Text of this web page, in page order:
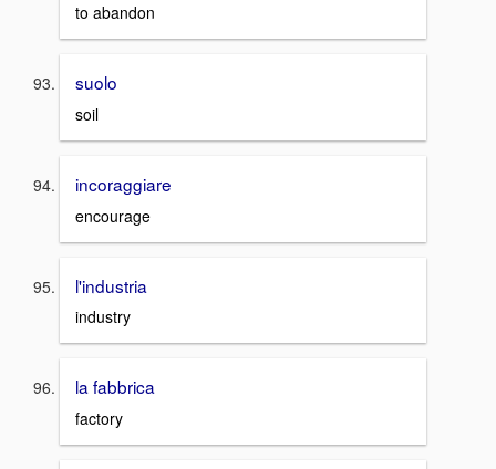
to abandon
suolo
soil
incoraggiare
encourage
l'industria
industry
la fabbrica
factory